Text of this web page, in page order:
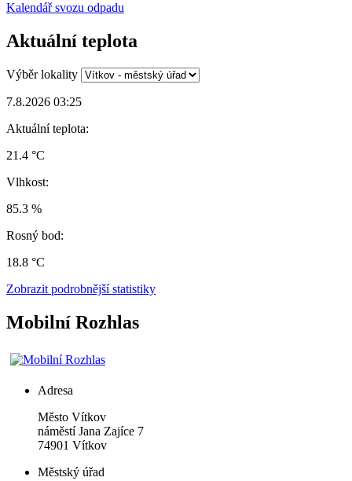
Kalendář svozu odpadu
Aktuální teplota
Výběr lokality
7.8.2026 03:25
Aktuální teplota:
21.4 °C
Vlhkost:
85.3 %
Rosný bod:
18.8 °C
Zobrazit podrobnější statistiky
Mobilní Rozhlas
Adresa
Město Vítkov
náměstí Jana Zajíce 7
74901 Vítkov
Městský úřad